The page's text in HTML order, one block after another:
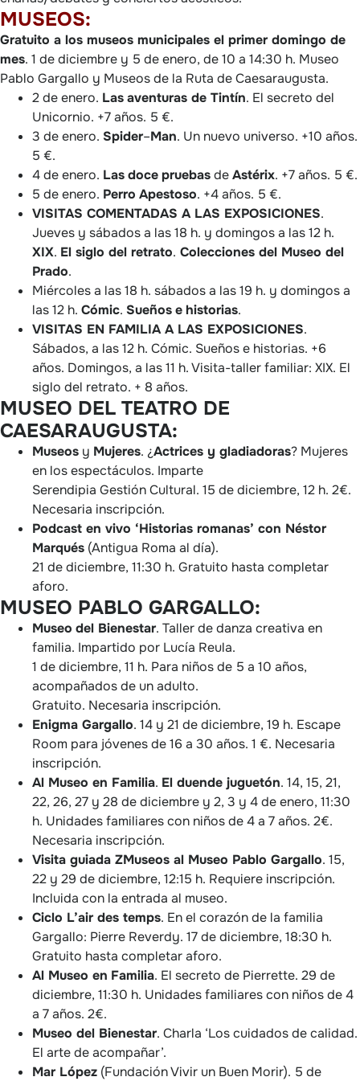
MUSEOS:
Gratuito a los museos municipales el primer domingo de
mes. 1 de diciembre y 5 de enero, de 10 a 14:30 h. Museo
Pablo Gargallo y Museos de la Ruta de Caesaraugusta.
2 de enero. Lasaventuras de Tintín. El secreto del
Unicornio. +7 años. 5 €.
3 de enero. Spider–Man. Un nuevo universo. +10 años.
5 €.
4 de enero. LasdocepruebasdeAstérix. +7 años. 5 €.
5 de enero. Perro Apestoso. +4 años. 5 €.
VISITAS COMENTADAS A LAS EXPOSICIONES.
Jueves y sábados a las 18 h. y domingos a las 12 h.
XIX. El siglo del retrato. Colecciones del Museo del
Prado.
Miércoles a las 18 h. sábados a las 19 h. y domingos a
las 12 h. Cómic. Sueñosehistorias.
VISITAS EN FAMILIA A LAS EXPOSICIONES.
Sábados, a las 12 h. Cómic. Sueños e historias. +6
años. Domingos, a las 11 h. Visita-taller familiar: XIX. El
siglo del retrato. + 8 años.
MUSEO DEL TEATRO DE
CAESARAUGUSTA:
Museos y Mujeres. ¿Actrices y gladiadoras? Mujeres
en los espectáculos. Imparte
Serendipia Gestión Cultural. 15 de diciembre, 12 h. 2€.
Necesaria inscripción.
Podcast en vivo ‘Historias romanas’ con Néstor
Marqués (Antigua Roma al día).
21 de diciembre, 11:30 h. Gratuito hasta completar
aforo.
MUSEO PABLO GARGALLO:
Museo del Bienestar. Taller de danza creativa en
familia. Impartido por Lucía Reula.
1 de diciembre, 11 h. Para niños de 5 a 10 años,
acompañados de un adulto.
Gratuito. Necesaria inscripción.
Enigma Gargallo. 14 y 21 de diciembre, 19 h. Escape
Room para jóvenes de 16 a 30 años. 1 €. Necesaria
inscripción.
Al Museo en Familia. El duende juguetón. 14, 15, 21,
22, 26, 27 y 28 de diciembre y 2, 3 y 4 de enero, 11:30
h. Unidades familiares con niños de 4 a 7 años. 2€.
Necesaria inscripción.
Visita guiada ZMuseos al Museo Pablo Gargallo. 15,
22 y 29 de diciembre, 12:15 h. Requiere inscripción.
Incluida con la entrada al museo.
Ciclo L’air des temps. En el corazón de la familia
Gargallo: Pierre Reverdy. 17 de diciembre, 18:30 h.
Gratuito hasta completar aforo.
Al Museo en Familia. El secreto de Pierrette. 29 de
diciembre, 11:30 h. Unidades familiares con niños de 4
a 7 años. 2€.
Museo del Bienestar. Charla ‘Los cuidados de calidad.
El arte de acompañar’.
Mar López (Fundación Vivir un Buen Morir). 5 de